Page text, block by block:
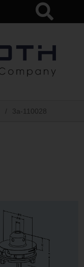
3a-110028